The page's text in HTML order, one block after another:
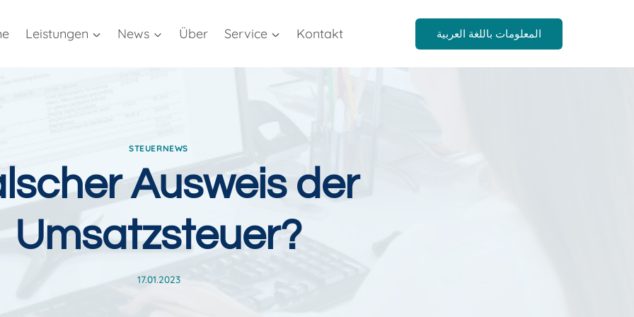
Leistungen News Über Service Kontakt المعلومات باللغة العربية
STEUERNEWS
Ausweis der
Umsatzsteuer?
17.01.2023